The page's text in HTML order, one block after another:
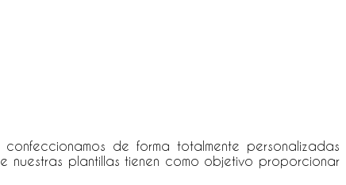
de forma totalmente personalizadas
plantillas tienen como objetivo proporcionar